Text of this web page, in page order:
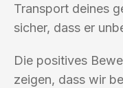
Transport deines
sicher, dass er
Die positives
zeigen, dass wir